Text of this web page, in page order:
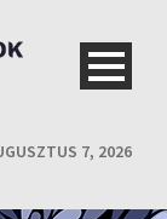
7, 2026